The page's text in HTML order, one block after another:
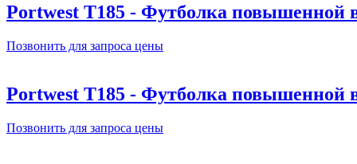
Portwest T185 - Футболка повышенной
Позвонить для запроса цены
Portwest T185 - Футболка повышенной
Позвонить для запроса цены